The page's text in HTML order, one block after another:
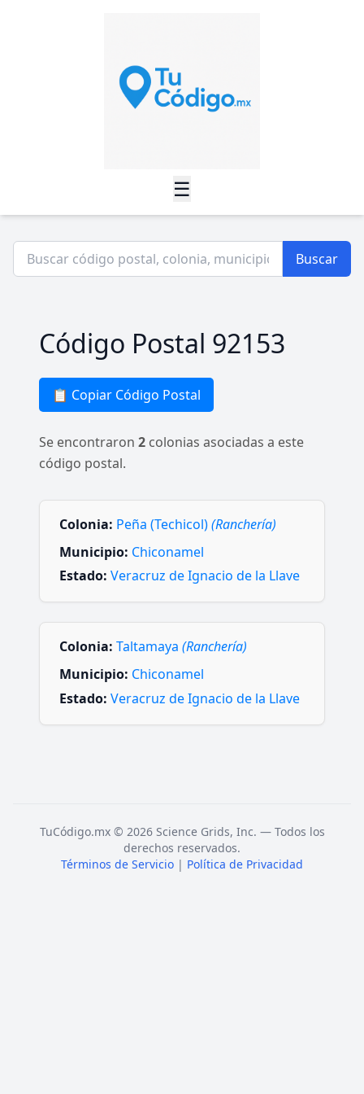
☰
Buscar
Código Postal 92153
📋 Copiar Código Postal
Se encontraron 2 colonias asociadas a este
código postal.
Colonia: Peña (Techicol)(Ranchería)
Municipio: Chiconamel
Estado: Veracruz de Ignacio de la Llave
Colonia: Taltamaya (Ranchería)
Municipio: Chiconamel
Estado: Veracruz de Ignacio de la Llave
TuCódigo.mx © 2026 Science Grids, Inc. — Todos los
derechos reservados.
Términos de Servicio | Política de Privacidad